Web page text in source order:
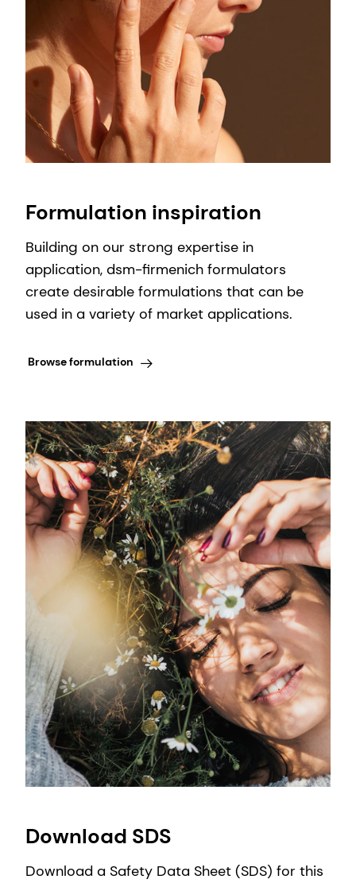
Formulation inspiration
Building on our strong expertise in
application, dsm-firmenich formulators
create desirable formulations that can be
used in a variety of market applications.
Browse formulation
Download SDS
Download a Safety Data Sheet (SDS) for this